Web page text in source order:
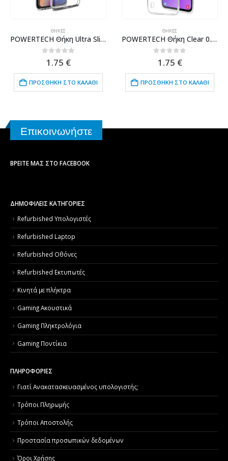
ΘΉΚΕΣ
POWERTECH Θήκη Ultra Slim MOB-1308 για Samsung A60, διάφανη
out of 5
1.75 €
ΠΡΟΣΘΉΚΗ ΣΤΟ ΚΑΛΆΘΙ
ΘΉΚΕΣ
POWERTECH Θήκη Clear 0.5mm TPU για SAMSUNG Galaxy M10, διάφανη
out of 5
1.75 €
ΠΡΟΣΘΉΚΗ ΣΤΟ ΚΑΛΆΘΙ
Επικοινωνήστε
ΒΡΕΊΤΕ ΜΑΣ ΣΤΟ FACEBOOK
ΔΗΜΟΦΙΛΕΙΣ ΚΑΤΗΓΟΡΙΕΣ
Refurbished Υπολογιστές
Refurbished Laptop
Refurbished Οθόνες
Refurbished Εκτυπωτές
Κινητά με πλήκτρα
Gaming Ακουστικά
Gaming Πληκτρολόγια
Gaming Ποντίκια
ΠΛΗΡΟΦΟΡΙΕΣ
Γιατί Aνακατασκευασμένος υπολογιστής;
Τρόποι Πληρωμής
Τρόποι Αποστολής
Προστασία προσωπικών δεδομένων
Όροι Χρήσης